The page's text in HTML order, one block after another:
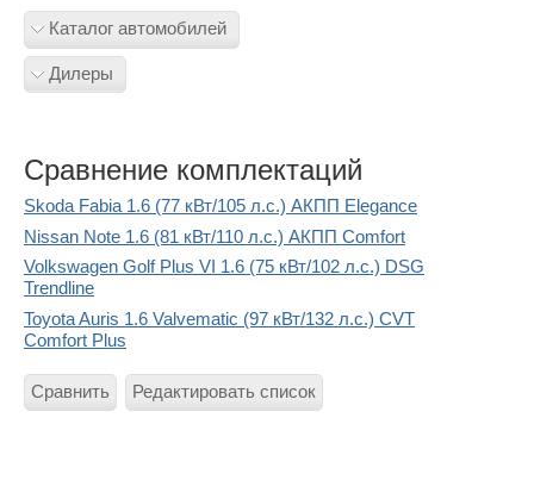
Каталог автомобилей
Дилеры
Сравнение комплектаций
Skoda Fabia 1.6 (77 кВт/105 л.с.) АКПП Elegance
Nissan Note 1.6 (81 кВт/110 л.с.) АКПП Comfort
Volkswagen Golf Plus VI 1.6 (75 кВт/102 л.с.) DSG
Trendline
Toyota Auris 1.6 Valvematic (97 кВт/132 л.с.) CVT
Comfort Plus
Сравнить Редактировать список